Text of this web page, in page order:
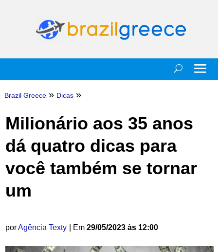
Brazil Greece » Dicas »
Milionário aos 35 anos
dá quatro dicas para
você também se tornar
um
porAgência Texty | Em 29/05/2023 às 12:00